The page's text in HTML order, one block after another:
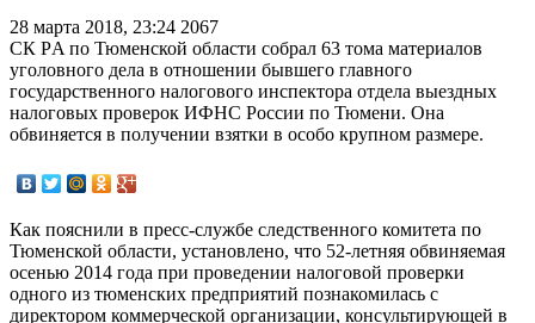
28 марта 2018, 23:24 2067
СК РA по Тюменской области собрал 63 тома материалов
уголовного дела в отношении бывшего главного
государственного налогового инспектора отдела выездных
налоговых проверок ИФНС России по Тюмени. Она
обвиняется в получении взятки в особо крупном размере.
Как пояснили в пресс-службе следственного комитета по
Тюменской области, установлено, что 52-летняя обвиняемая
осенью 2014 года при проведении налоговой проверки
одного из тюменских предприятий познакомилась с
директором коммерческой организации, консультирующей в